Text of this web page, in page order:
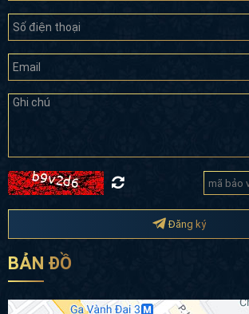
GPKD số:0107935969 |MST:0107935969
ĐĂNG KÝ TƯ VẤN MIỄN PHÍ